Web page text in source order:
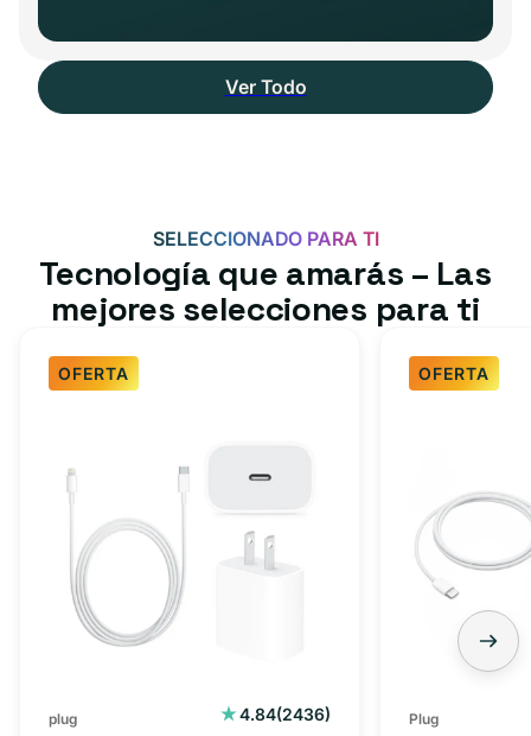
Ver Todo
SELECCIONADO PARA TI
Tecnología que amarás – Las
mejores selecciones para ti
OFERTA
plug 4.84(2436)
2436
OFERTA
Plug